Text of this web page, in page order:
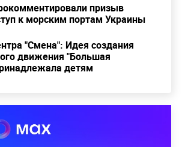
призыв
к морским портам Украины
"Смена": Идея создания
движения "Большая
детям